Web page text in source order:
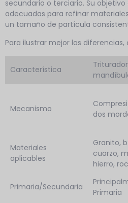
secundario o terciario. Su
adecuadas para refinar
un tamaño de partícula
Para ilustrar mejor las
Característica
Mecanismo
dos
Materiales
aplicables
Granito,
cuarzo,
hierro,
Primaria/Secundaria
Primaria